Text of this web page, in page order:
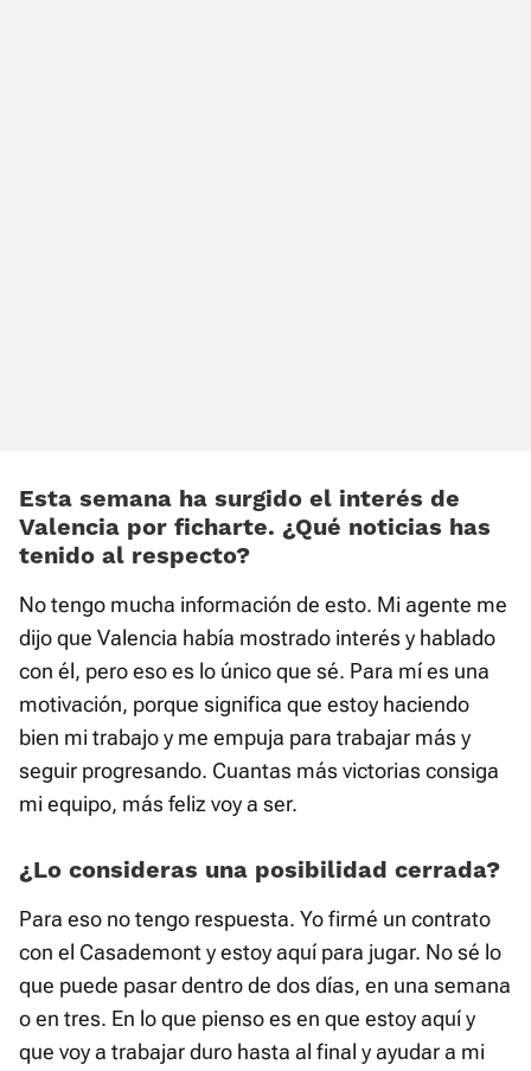
Esta semana ha surgido el interés de
Valencia por ficharte. ¿Qué noticias has
tenido al respecto?
No tengo mucha información de esto. Mi agente me
dijo que Valencia había mostrado interés y hablado
con él, pero eso es lo único que sé. Para mí es una
motivación, porque significa que estoy haciendo
bien mi trabajo y me empuja para trabajar más y
seguir progresando. Cuantas más victorias consiga
mi equipo, más feliz voy a ser.
¿Lo consideras una posibilidad cerrada?
Para eso no tengo respuesta. Yo firmé un contrato
con el Casademont y estoy aquí para jugar. No sé lo
que puede pasar dentro de dos días, en una semana
o en tres. En lo que pienso es en que estoy aquí y
que voy a trabajar duro hasta al final y ayudar a mi